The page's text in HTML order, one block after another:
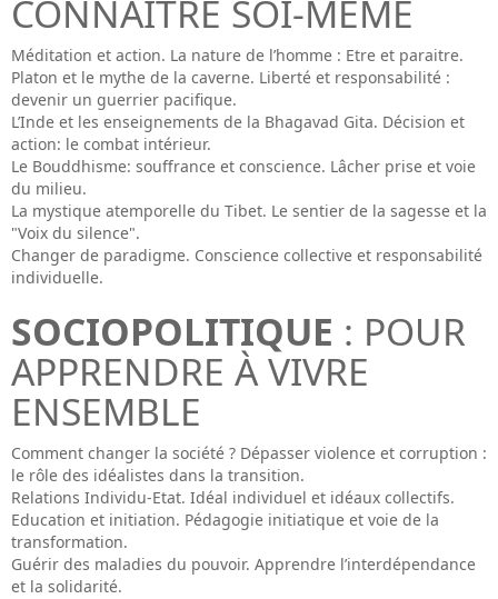
CONNAÎTRE SOI-MÊME
Méditation et action. La nature de l’homme : Etre et paraitre.
Platon et le mythe de la caverne. Liberté et responsabilité :
devenir un guerrier pacifique.
L’Inde et les enseignements de la Bhagavad Gita. Décision et
action: le combat intérieur.
Le Bouddhisme: souffrance et conscience. Lâcher prise et voie
du milieu.
La mystique atemporelle du Tibet. Le sentier de la sagesse et la
"Voix du silence".
Changer de paradigme. Conscience collective et responsabilité
individuelle.
SOCIOPOLITIQUE : POUR
APPRENDRE À VIVRE
ENSEMBLE
Comment changer la société ? Dépasser violence et corruption :
le rôle des idéalistes dans la transition.
Relations Individu-Etat. Idéal individuel et idéaux collectifs.
Education et initiation. Pédagogie initiatique et voie de la
transformation.
Guérir des maladies du pouvoir. Apprendre l’interdépendance
et la solidarité.